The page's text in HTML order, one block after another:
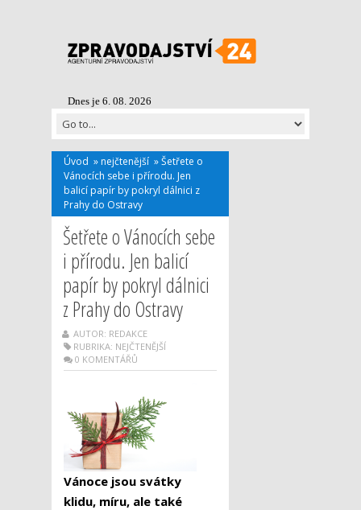
Dnes je 6. 08. 2026
Úvod » nejčtenější »Šetřete o
Vánocích sebe i přírodu. Jen
balicí papír by pokryl dálnici z
Prahy do Ostravy
Šetřete o Vánocích sebe
i přírodu. Jen balicí
papír by pokryl dálnici
z Prahy do Ostravy
AUTOR: REDAKCE
RUBRIKA: NEJČTENĚJŠÍ
0 KOMENTÁŘŮ
Vánoce jsou svátky
klidu, míru, ale také